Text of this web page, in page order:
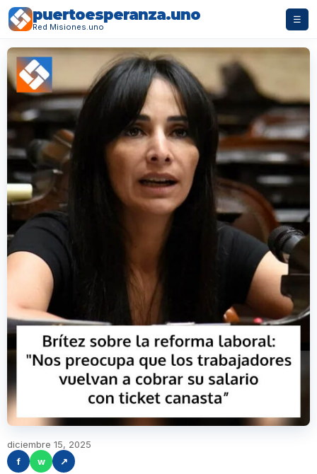
puertoesperanza.uno
Red Misiones.uno
☰
diciembre 15, 2025
f
w ↗